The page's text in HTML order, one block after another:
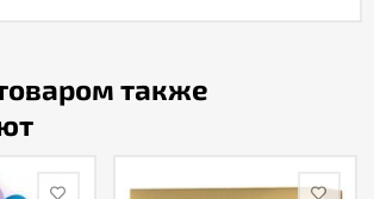
также